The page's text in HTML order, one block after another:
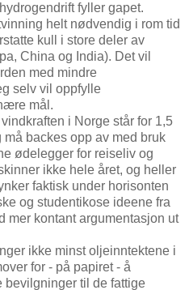
fyller gapet.
helt nødvendig i rom tid
kull i store deler av
China og India). Det vil
med mindre
selv vil oppfylle
mål.
i Norge står for 1,5
backes opp av med bruk
ødelegger for reiseliv og
ikke hele året, og heller
faktisk under horisonten
og studentikose ideene fra
mer kontant argumentasjon ut
ikke minst oljeinntektene i
for - på papiret - å
bevilgninger til de fattige